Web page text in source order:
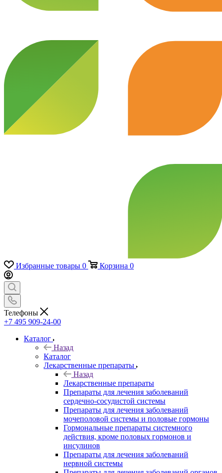
Избранные товары 0 Корзина 0
Телефоны
+7 495 909-24-00
Каталог
Назад
Каталог
Лекарственные препараты
Назад
Лекарственные препараты
Препараты для лечения заболеваний
сердечно-сосудистой системы
Препараты для лечения заболеваний
мочеполовой системы и половые гормоны
Гормональные препараты системного
действия, кроме половых гормонов и
инсулинов
Препараты для лечения заболеваний
нервной системы